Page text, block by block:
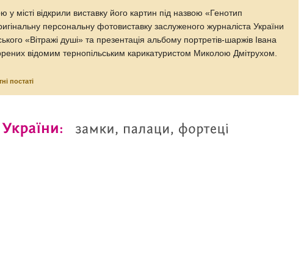
у місті відкрили виставку його картин під назвою «Генотип
персональну фотовиставку заслуженого журналіста України
«Вітражі душі» та презентація альбому портретів-шаржів Івана
відомим тернопільським карикатуристом Миколою Дмітрухом.
постаті